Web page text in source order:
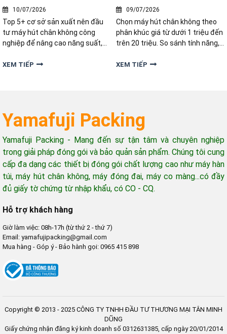
10/07/2026
Top 5+ cơ sở sản xuất nên đầu
tư máy hút chân không công
nghiệp để nâng cao năng suất,
ưu chi phí đóng gói hiệu quả
XEM TIẾP
09/07/2026
Chọn máy hút chân không theo
phân khúc giá từ dưới 1 triệu đến
trên 20 triệu. So sánh tính năng,
với từng nhu cầu.
XEM TIẾP
Yamafuji Packing
Yamafuji Packing - Mang đến sự tận tâm và chuyên nghiệp
trong giải pháp đóng gói và bảo quản sản phẩm. Chúng tôi cung
cấp đa dạng các thiết bị đóng gói chất lượng cao như máy hàn
túi, máy hút chân không, máy đóng đai, máy co màng...có đầy
đủ giấy tờ chứng từ nhập khẩu, có CO - CQ.
Hỗ trợ khách hàng
Giờ làm việc: 08h-17h (từ thứ 2 - thứ 7)
Email: yamafujipacking@gmail.com
Mua hàng - Góp ý - Bảo hành gọi: 0965 415 898
Copyright © 2013 - 2025 CÔNG TY TNHH ĐẦU TƯ THƯƠNG MẠI TÂN MINH
DŨNG
Giấy chứng nhận đăng ký kinh doanh số 0312631385, cấp ngày 20/01/2014